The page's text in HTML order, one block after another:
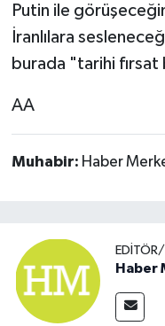
Putin ile
İranlılara
burada "tarihi
AA
Muhabir: Haber
Haber